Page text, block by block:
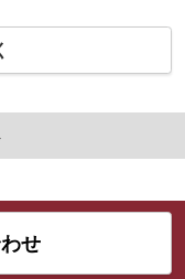
せ